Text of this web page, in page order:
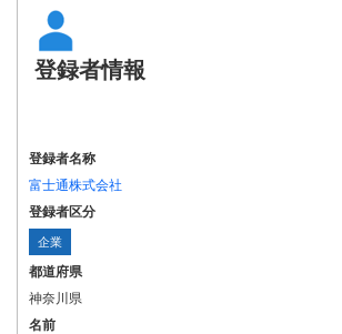
登録者情報
登録者名称
富士通株式会社
登録者区分
企業
都道府県
神奈川県
名前